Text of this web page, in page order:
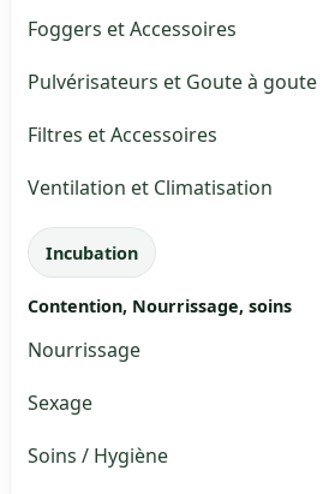
Foggers et Accessoires
Pulvérisateurs et Goute à goute
Filtres et Accessoires
Ventilation et Climatisation
Incubation
Contention, Nourrissage, soins
Nourrissage
Sexage
Soins / Hygiène